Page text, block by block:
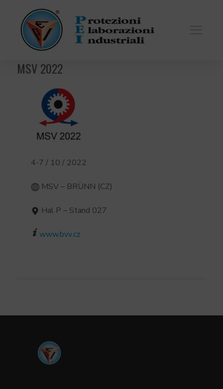
MSV 2022
4-7 / 10 / 2022
MSV – BRÜNN (CZ)
Hal P – Stand 027
www.bvv.cz